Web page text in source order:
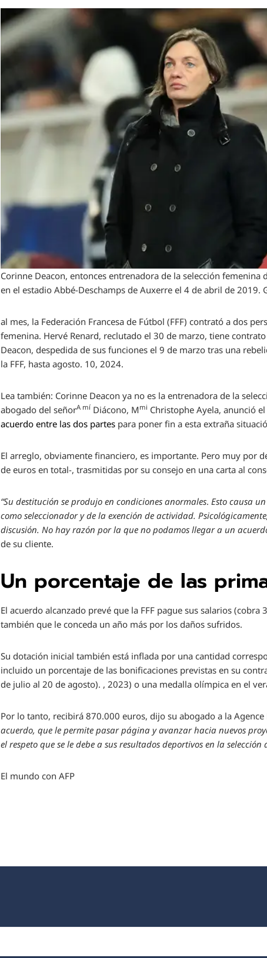
Corinne Deacon, entonces entrenadora de la selección
en el estadio Abbé-Deschamps de Auxerre el 4 de abril de 2019.
al mes, la Federación Francesa de Fútbol (FFF) contrató a dos
femenina. Hervé Renard, reclutado el 30 de marzo, tiene
Deacon, despedida de sus funciones el 9 de marzo tras una
la FFF, hasta agosto. 10, 2024.
Lea también: Corinne Deacon ya no es la entrenadora de la
abogado del señorA mí Diácono, Mmi Christophe Ayela, anunció
acuerdo entre las dos partes para poner fin a esta extraña
El arreglo, obviamente financiero, es importante. Pero muy por
de euros en total-, trasmitidas por su consejo en una carta al
“Su destitución se produjo en condiciones anormales.Esto causa
como seleccionador y de la exención de actividad.
discusión. No hay razón por la que no podamos llegar a un
de su cliente.
Un porcentaje de las
El acuerdo alcanzado prevé que la FFF pague sus salarios
también que le conceda un año más por los daños sufridos.
Su dotación inicial también está inflada por una cantidad
incluido un porcentaje de las bonificaciones previstas en su
de julio al 20 de agosto). , 2023) o una medalla olímpica en el
Por lo tanto, recibirá 870.000 euros, dijo su abogado a la Agence
acuerdo, que le permite pasar página y avanzar hacia nuevos
el respeto que se le debe a sus resultados deportivos en la selección
El mundo con AFP